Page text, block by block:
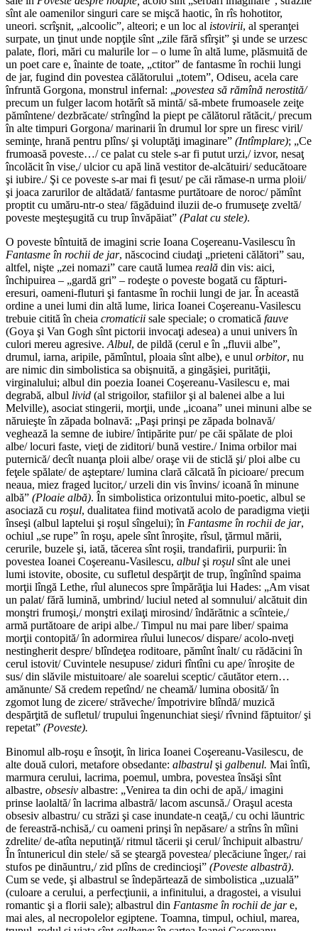
sînt ale oamenilor singuri care se mişcă haotic, în rîs hohotitor,
uneori. scrîşnit, „alcoolic”, alteori; e un loc al istovirii, al speranţei
surpate, un ţinut unde nopţile sînt „zile fără sfîrşit” şi unde se urzesc
palate, flori, mări cu malurile lor – o lume în altă lume, plăsmuită de
un poet care e, înainte de toate, „ctitor” de fantasme în rochii lungi
de jar, fugind din povestea călătorului „totem”, Odiseu, acela care
înfruntă Gorgona, monstrul infernal: „povestea să rămînă nerostită/
precum un fulger lacom hotărît să mintă/ să-mbete frumoasele zeiţe
pămîntene/ dezbrăcate/ strîngînd la piept pe călătorul rătăcit,/ precum
în alte timpuri Gorgona/ marinarii în drumul lor spre un firesc viril/
seminţe, hrană pentru plîns/ şi voluptăţi imaginare” (Intîmplare); „Ce
frumoasă poveste…/ ce palat cu stele s-ar fi putut urzi,/ izvor, nesaţ
încolăcit în vise,/ ulcior cu apă lină vestitor de-alcătuiri/ seducătoare
şi iubire./ Şi ce poveste s-ar mai fi ţesut/ pe căi rămase-n urma ploii/
şi joaca zarurilor de altădată/ fantasme purtătoare de noroc/ pămînt
proptit cu umăru-ntr-o stea/ făgăduind iluzii de-o frumuseţe zveltă/
poveste meşteşugită cu trup învăpăiat” (Palat cu stele).
O poveste bîntuită de imagini scrie Ioana Coşereanu-Vasilescu în
Fantasme în rochii de jar, născocind ciudaţi „prieteni călători” sau,
altfel, nişte „zei nomazi” care caută lumea reală din vis: aici,
închipuirea – „gardă gri” – rodeşte o poveste bogată cu făpturi-
eresuri, oameni-fluturi şi fantasme în rochii lungi de jar. În această
ordine a unei lumi din altă lume, lirica Ioanei Coşereanu-Vasilescu
trebuie citită în cheia cromaticii sale speciale; o cromatică fauve
(Goya şi Van Gogh sînt pictorii invocaţi adesea) a unui univers în
culori mereu agresive.Albul, de pildă (cerul e în „fluvii albe”,
drumul, iarna, aripile, pămîntul, ploaia sînt albe), e unul orbitor, nu
are nimic din simbolistica sa obişnuită, a gingăşiei, purităţii,
virginalului; albul din poezia Ioanei Coşereanu-Vasilescu e, mai
degrabă, albul livid (al strigoilor, stafiilor şi al balenei albe a lui
Melville), asociat stingerii, morţii, unde „icoana” unei minuni albe se
năruieşte în zăpada bolnavă: „Paşi prinşi pe zăpada bolnavă/
veghează la semne de iubire/ întipărite pur/ pe căi spălate de ploi
albe/ locuri faste, vieţi de ziditori/ bună vestire./ Inima orbilor mai
puternică/ decît nuanţa ploii albe/ oraşe vii de sticlă şi/ ploi albe cu
feţele spălate/ de aşteptare/ lumina clară călcată în picioare/ precum
neaua, miez fraged lucitor,/ urzeli din vis învins/ icoană în minune
albă” (Ploaie albă). În simbolistica orizontului mito-poetic, albul se
asociază cu roşul, dualitatea fiind motivată acolo de paradigma vieţii
înseşi (albul laptelui şi roşul sîngelui); în Fantasme în rochii de jar,
ochiul „se rupe” în roşu, apele sînt înroşite, rîsul, ţărmul mării,
cerurile, buzele şi, iată, tăcerea sînt roşii, trandafirii, purpurii: în
povestea Ioanei Coşereanu-Vasilescu, albul şi roşul sînt ale unei
lumi istovite, obosite, cu sufletul despărţit de trup, îngînînd spaima
morţii lîngă Lethe, rîul alunecos spre împărăţia lui Hades: „Am visat
un palat/ fără lumină, umbrind/ luciul neted al somnului/ alcătuit din
monştri frumoşi,/ monştri exilaţi mirosind/ îndărătnic a scînteie,/
armă purtătoare de aripi albe./ Timpul nu mai pare liber/ spaima
morţii contopită/ în adormirea rîului lunecos/ dispare/ acolo-nveţi
nestingherit despre/ blîndeţea roditoare, pămînt înalt/ cu rădăcini în
cerul istovit/ Cuvintele nesupuse/ ziduri fîntîni cu ape/ înroşite de
sus/ din slăvile mistuitoare/ ale soarelui sceptic/ căutător etern…
amănunte/ Să credem repetînd/ ne cheamă/ lumina obosită/ în
zgomot lung de zicere/ străveche/ împotrivire blîndă/ muzică
despărţită de sufletul/ trupului îngenunchiat sieşi/ rîvnind făptuitor/ şi
repetat” (Poveste).
Binomul alb-roşu e însoţit, în lirica Ioanei Coşereanu-Vasilescu, de
alte două culori, metafore obsedante: albastrul şi galbenul. Mai întîi,
marmura cerului, lacrima, poemul, umbra, povestea însăşi sînt
albastre, obsesiv albastre: „Venirea ta din ochi de apă,/ imagini
prinse laolaltă/ în lacrima albastră/ lacom ascunsă./ Oraşul acesta
obsesiv albastru/ cu străzi şi case inundate-n ceaţă,/ cu ochi lăuntric
de fereastră-nchisă,/ cu oameni prinşi în nepăsare/ a strîns în mîini
zdrelite/ de-atîta neputinţă/ ritmul tăcerii şi cerul/ închipuit albastru/
În întunericul din stele/ să se şteargă povestea/ plecăciune înger,/ rai
stufos pe dinăuntru,/ zid plîns de credincioşi” (Poveste albastră).
Cum se vede, şi albastrul se îndepărtează de simbolistica „uzuală”
(culoare a cerului, a perfecţiunii, a infinitului, a dragostei, a visului
romantic şi a florii sale); albastrul din Fantasme în rochii de jare,
mai ales, al necropolelor egiptene. Toamna, timpul, ochiul, marea,